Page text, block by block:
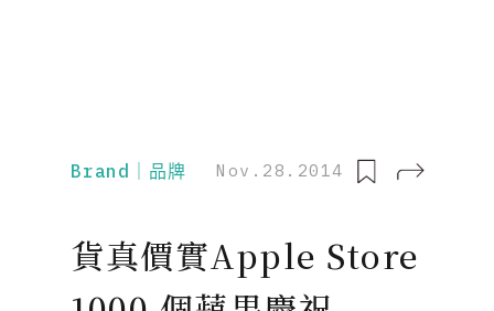
Brand｜品牌 Nov.28.2014
貨真價實Apple Store